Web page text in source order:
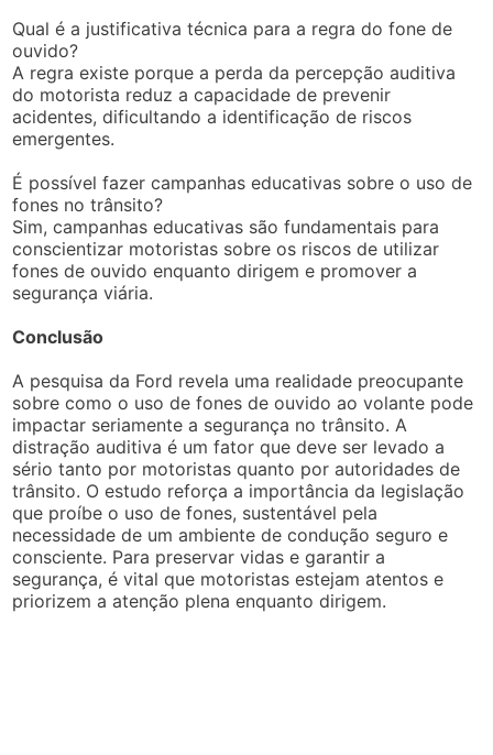
Qual é a justificativa técnica para a regra do fone de
ouvido?
A regra existe porque a perda da percepção auditiva
do motorista reduz a capacidade de prevenir
acidentes, dificultando a identificação de riscos
emergentes.
É possível fazer campanhas educativas sobre o uso de
fones no trânsito?
Sim, campanhas educativas são fundamentais para
conscientizar motoristas sobre os riscos de utilizar
fones de ouvido enquanto dirigem e promover a
segurança viária.
Conclusão
A pesquisa da Ford revela uma realidade preocupante
sobre como o uso de fones de ouvido ao volante pode
impactar seriamente a segurança no trânsito. A
distração auditiva é um fator que deve ser levado a
sério tanto por motoristas quanto por autoridades de
trânsito. O estudo reforça a importância da legislação
que proíbe o uso de fones, sustentável pela
necessidade de um ambiente de condução seguro e
consciente. Para preservar vidas e garantir a
segurança, é vital que motoristas estejam atentos e
priorizem a atenção plena enquanto dirigem.